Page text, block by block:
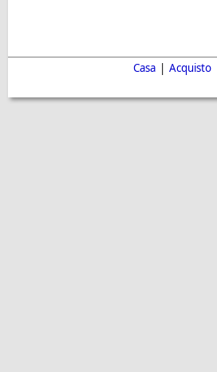
Casa | Acquisto